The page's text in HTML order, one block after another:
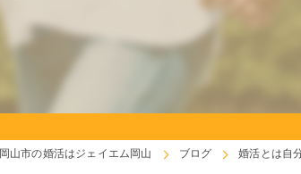
岡山市の婚活はジェイエム岡山 ブログ 婚活とは自